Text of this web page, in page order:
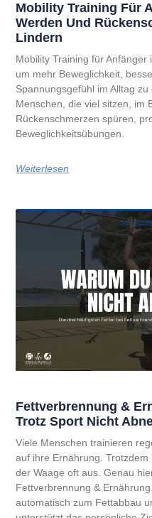
Mobility Training Für
Werden Und
Lindern
Mobility Training für
um mehr Beweglichkeit,
Spannungsgefühl im Alltag
Menschen, die viel sitzen, im
Rückenschmerzen spüren,
Beweglichkeitsübungen.
Weiterlesen
Fettverbrennung &
Trotz Sport Nicht
Viele Menschen trainieren
auf ihre Ernährung.
der Waage oft aus. Genau
Fettverbrennung &
automatisch zum Fettabbau